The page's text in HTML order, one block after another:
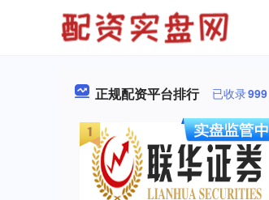
正规配资平台排行 已收录999